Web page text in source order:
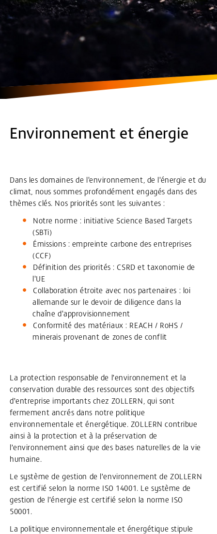
Environnement et énergie
Dans les domaines de l'environnement, de l'énergie et du
climat, nous sommes profondément engagés dans des
thèmes clés. Nos priorités sont les suivantes :
Notre norme : initiative Science Based Targets
(SBTi)
Émissions : empreinte carbone des entreprises
(CCF)
Définition des priorités : CSRD et taxonomie de
l'UE
Collaboration étroite avec nos partenaires : loi
allemande sur le devoir de diligence dans la
chaîne d'approvisionnement
Conformité des matériaux : REACH / RoHS /
minerais provenant de zones de conflit
La protection responsable de l’environnement et la
conservation durable des ressources sont des objectifs
d’entreprise importants chez ZOLLERN, qui sont
fermement ancrés dans notre politique
environnementale et énergétique. ZOLLERN contribue
ainsi à la protection et à la préservation de
l’environnement ainsi que des bases naturelles de la vie
humaine.
Le système de gestion de l’environnement de ZOLLERN
est certifié selon la norme ISO 14001. Le système de
gestion de l’énergie est certifié selon la norme ISO
50001.
La politique environnementale et énergétique stipule